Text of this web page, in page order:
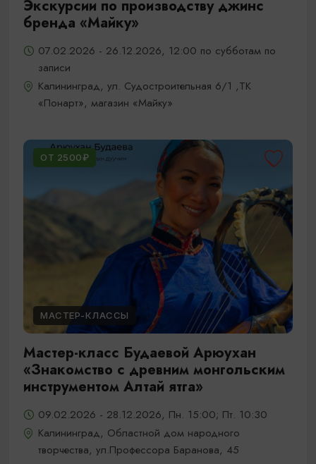
Экскурсии по производству джинс
бренда «Майку»
07.02.2026 - 26.12.2026, 12:00 по субботам по
записи
Калининград, ул. Судостроительная 6/1 ,ТК
«Понарт», магазин «Майку»
ОТ 2500₽
МАСТЕР-КЛАССЫ
Мастер-класс Будаевой Арюухан
«Знакомство с древним монгольским
инструментом Алтай ятга»
09.02.2026 - 28.12.2026, Пн. 15:00; Пт. 10:30
Калининград, Областной дом народного
творчества, ул.Профессора Баранова, 45